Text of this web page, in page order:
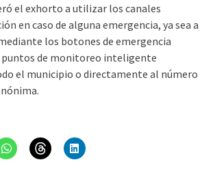
el exhorto a utilizar los canales
en caso de alguna emergencia, ya sea a
los botones de emergencia
puntos de monitoreo inteligente
el municipio o directamente al número